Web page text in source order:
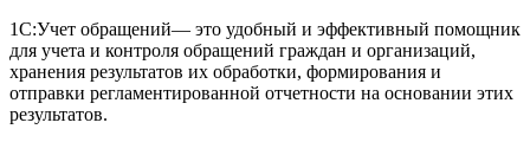
1С:Учет обращений— это удобный и эффективный помощник
для учета и контроля обращений граждан и организаций,
хранения результатов их обработки, формирования и
отправки регламентированной отчетности на основании этих
результатов.